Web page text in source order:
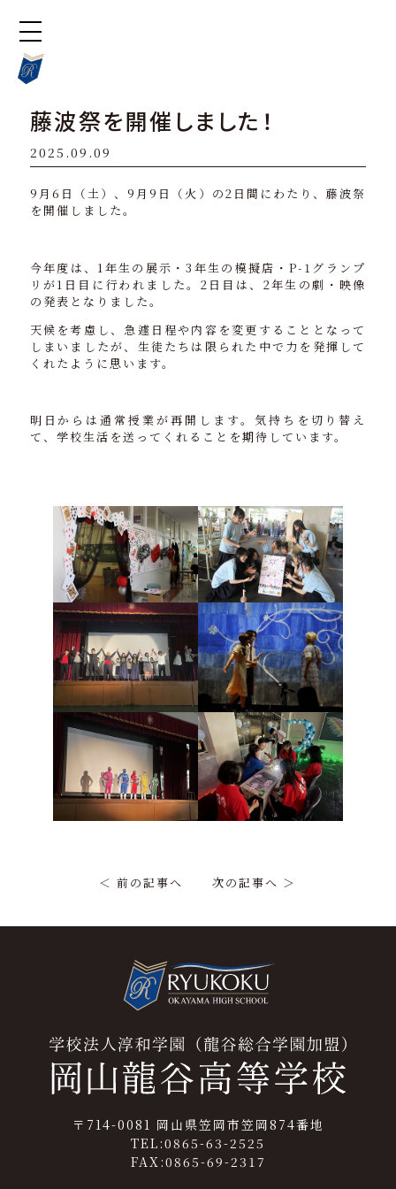
藤波祭を開催しました！
2025.09.09
9月6日（土）、9月9日（火）の2日間にわたり、藤波祭
を開催しました。
今年度は、1年生の展示・3年生の模擬店・P-1グランプ
リが1日目に行われました。2日目は、2年生の劇・映像
の発表となりました。
天候を考慮し、急遽日程や内容を変更することとなって
しまいましたが、生徒たちは限られた中で力を発揮して
くれたように思います。
明日からは通常授業が再開します。気持ちを切り替え
て、学校生活を送ってくれることを期待しています。
＜ 前の記事へ 次の記事へ ＞
〒714-0081 岡山県笠岡市笠岡874番地
TEL:0865-63-2525
FAX:0865-69-2317